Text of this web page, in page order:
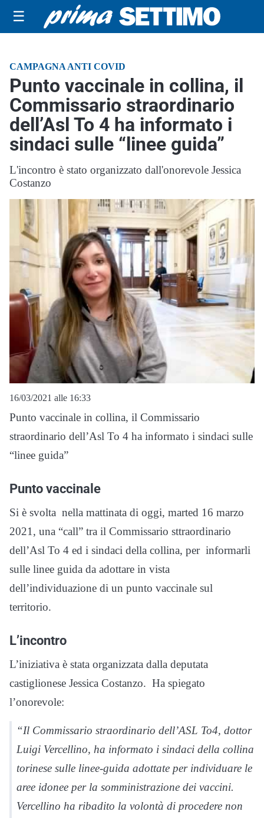
☰
CAMPAGNA ANTI COVID
Punto vaccinale in collina, il
Commissario straordinario
dell’Asl To 4 ha informato i
sindaci sulle “linee guida”
L'incontro è stato organizzato dall'onorevole Jessica
Costanzo
16/03/2021 alle 16:33
Punto vaccinale in collina, il Commissario
straordinario dell’Asl To 4 ha informato i sindaci sulle
“linee guida”
Punto vaccinale
Si è svolta nella mattinata di oggi, marted 16 marzo
2021, una “call” tra il Commissario sttraordinario
dell’Asl To 4 ed i sindaci della collina, per informarli
sulle linee guida da adottare in vista
dell’individuazione di un punto vaccinale sul
territorio.
L’incontro
L’iniziativa è stata organizzata dalla deputata
castiglionese Jessica Costanzo. Ha spiegato
l’onorevole:
“Il Commissario straordinario dell’ASL To4, dottor
Luigi Vercellino, ha informato i sindaci della collina
torinese sulle linee-guida adottate per individuare le
aree idonee per la somministrazione dei vaccini.
Vercellino ha ribadito la volontà di procedere non